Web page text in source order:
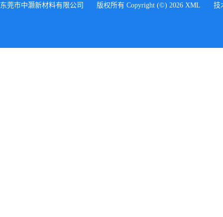
东莞市中灏新材料有限公司 版权所有 Copyright (©) 2026 XML 技